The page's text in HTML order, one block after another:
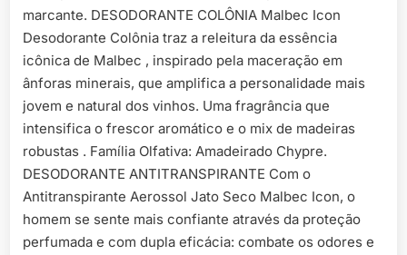
marcante. DESODORANTE COLÔNIA Malbec Icon
Desodorante Colônia traz a releitura da essência
icônica de Malbec , inspirado pela maceração em
ânforas minerais, que amplifica a personalidade mais
jovem e natural dos vinhos. Uma fragrância que
intensifica o frescor aromático e o mix de madeiras
robustas . Família Olfativa: Amadeirado Chypre.
DESODORANTE ANTITRANSPIRANTE Com o
Antitranspirante Aerossol Jato Seco Malbec Icon, o
homem se sente mais confiante através da proteção
perfumada e com dupla eficácia: combate os odores e